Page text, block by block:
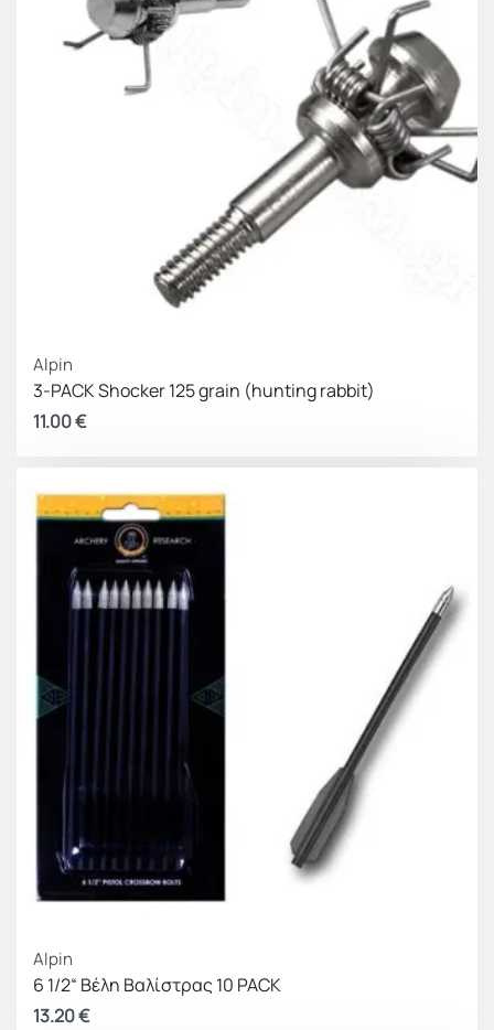
Alpin
3-PACK Shocker 125 grain (hunting rabbit)
11.00€
Alpin
6 1/2“ Βέλη Βαλίστρας 10 PACK
13.20€